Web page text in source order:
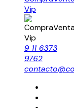
9 11 6373
9762